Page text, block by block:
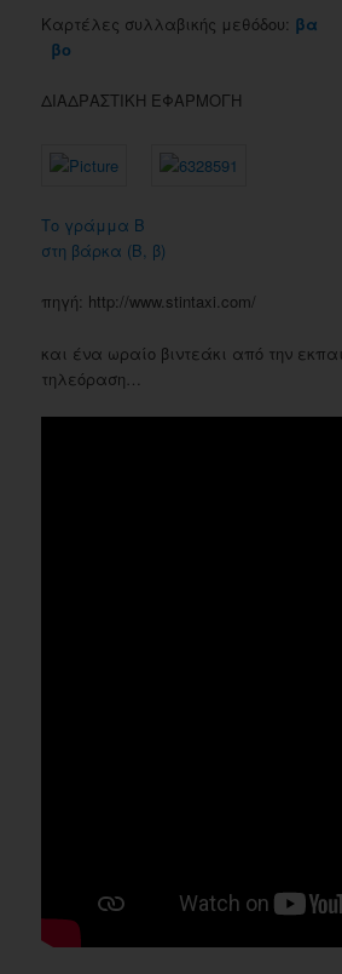
Καρτέλες συλλαβικής μεθόδου: βα
βο
ΔΙΑΔΡΑΣΤΙΚΗ ΕΦΑΡΜΟΓΗ
Το γράμμα Β
στη βάρκα (Β, β)
πηγή: http://www.stintaxi.com/
και ένα ωραίο βιντεάκι από την
τηλεόραση…